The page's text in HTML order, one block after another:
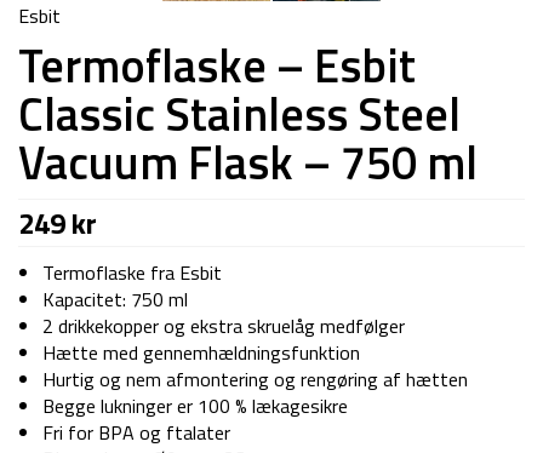
Esbit
Termoflaske – Esbit
Classic Stainless Steel
Vacuum Flask – 750 ml
249kr
Termoflaske fra Esbit
Kapacitet: 750 ml
2 drikkekopper og ekstra skruelåg medfølger
Hætte med gennemhældningsfunktion
Hurtig og nem afmontering og rengøring af hætten
Begge lukninger er 100 % lækagesikre
Fri for BPA og ftalater